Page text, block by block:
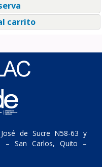
carrito
de Sucre N58-63 y
– San Carlos, Quito –